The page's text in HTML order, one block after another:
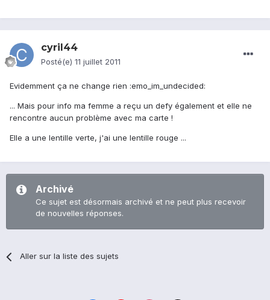
cyril44
Posté(e) 11 juillet 2011
Evidemment ça ne change rien :emo_im_undecided:
... Mais pour info ma femme a reçu un defy également et elle ne
rencontre aucun problème avec ma carte !
Elle a une lentille verte, j'ai une lentille rouge ...
Archivé
Ce sujet est désormais archivé et ne peut plus recevoir
de nouvelles réponses.
Aller sur la liste des sujets